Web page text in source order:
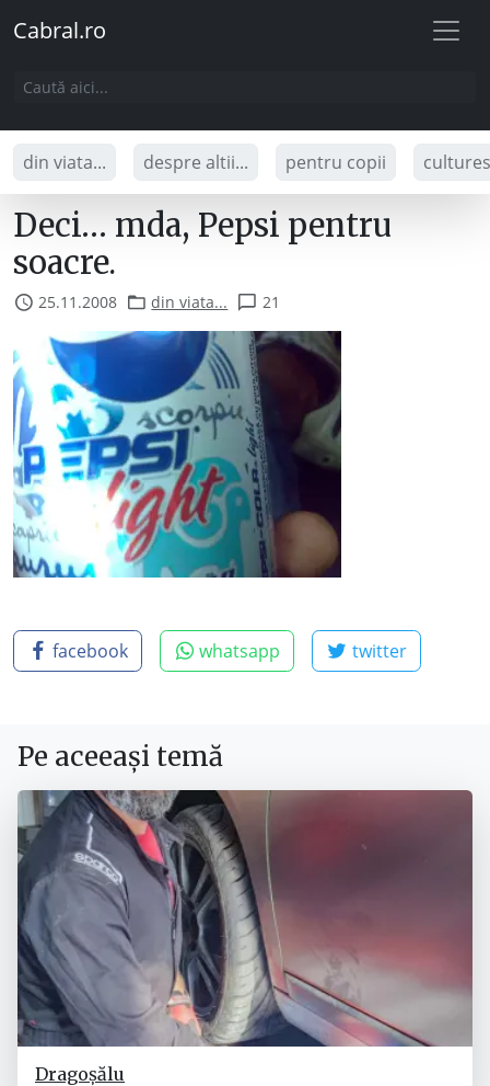
Cabral.ro
din viata... despre altii... pentru copii
Deci… mda, Pepsi pentru
soacre.
25.11.2008 din viata... 21
facebook whatsapp twitter
Pe aceeași temă
Dragoșălu